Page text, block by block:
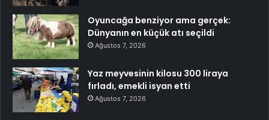
Oyuncağa benziyor ama gerçek:
Dünyanın en küçük atı seçildi
Ağustos 7, 2026
Yaz meyvesinin kilosu 300 liraya
fırladı, emekli isyan etti
Ağustos 7, 2026